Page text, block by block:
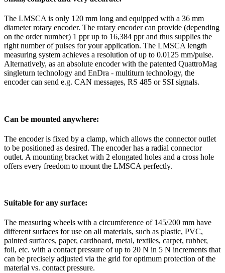
The LMSCA is only 120 mm long and equipped with a 36 mm
diameter rotary encoder. The rotary encoder can provide (depending
on the order number) 1 ppr up to 16,384 ppr and thus supplies the
right number of pulses for your application. The LMSCA length
measuring system achieves a resolution of up to 0.0125 mm/pulse.
Alternatively, as an absolute encoder with the patented QuattroMag
singleturn technology and EnDra - multiturn technology, the
encoder can send e.g. CAN messages, RS 485 or SSI signals.
Can be mounted anywhere:
The encoder is fixed by a clamp, which allows the connector outlet
to be positioned as desired. The encoder has a radial connector
outlet. A mounting bracket with 2 elongated holes and a cross hole
offers every freedom to mount the LMSCA perfectly.
Suitable for any surface:
The measuring wheels with a circumference of 145/200 mm have
different surfaces for use on all materials, such as plastic, PVC,
painted surfaces, paper, cardboard, metal, textiles, carpet, rubber,
foil, etc. with a contact pressure of up to 20 N in 5 N increments that
can be precisely adjusted via the grid for optimum protection of the
material vs. contact pressure.